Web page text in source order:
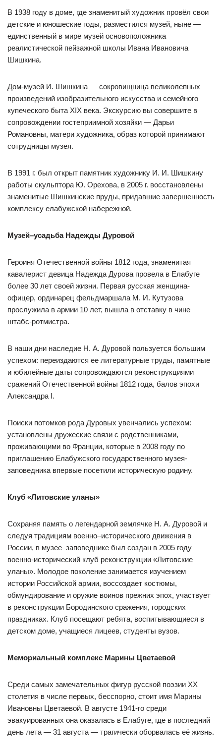
В 1938 году в доме, где знаменитый художник провёл свои
детские и юношеские годы, разместился музей, ныне —
единственный в мире музей основоположника
реалистической пейзажной школы Ивана Ивановича
Шишкина.
Дом-музей И. Шишкина — сокровищница великолепных
произведений изобразительного искусства и семейного
купеческого быта XIX века. Экскурсию вы совершите в
сопровождении гостеприимной хозяйки — Дарьи
Романовны, матери художника, образ которой принимают
сотрудницы музея.
В 1991 г. был открыт памятник художнику И. И. Шишкину
работы скульптора Ю. Орехова, в 2005 г. восстановлены
знаменитые Шишкинские пруды, придавшие завершенность
комплексу елабужской набережной.
Музей–усадьба Надежды Дуровой
Героиня Отечественной войны 1812 года, знаменитая
кавалерист девица Надежда Дурова провела в Елабуге
более 30 лет своей жизни. Первая русская женщина-
офицер, ординарец фельдмаршала М. И. Кутузова
прослужила в армии 10 лет, вышла в отставку в чине
штабс-ротмистра.
В наши дни наследие Н. А. Дуровой пользуется большим
успехом: переиздаются ее литературные труды, памятные
и юбилейные даты сопровождаются реконструкциями
сражений Отечественной войны 1812 года, балов эпохи
Александра I.
Поиски потомков рода Дуровых увенчались успехом:
установлены дружеские связи с родственниками,
проживающими во Франции, которые в 2008 году по
приглашению Елабужского государственного музея-
заповедника впервые посетили историческую родину.
Клуб «Литовские уланы»
Сохраняя память о легендарной землячке Н. А. Дуровой и
следуя традициям военно–исторического движения в
России, в музее–заповеднике был создан в 2005 году
военно-исторический клуб реконструкции «Литовские
уланы». Молодое поколение занимается изучением
истории Российской армии, воссоздает костюмы,
обмундирование и оружие воинов прежних эпох, участвует
в реконструкции Бородинского сражения, городских
праздниках. Клуб посещают ребята, воспитывающиеся в
детском доме, учащиеся лицеев, студенты вузов.
Мемориальный комплекс Марины Цветаевой
Среди самых замечательных фигур русской поэзии XX
столетия в числе первых, бесспорно, стоит имя Марины
Ивановны Цветаевой. В августе 1941-го среди
эвакуированных она оказалась в Елабуге, где в последний
день лета — 31 августа — трагически оборвалась её жизнь.